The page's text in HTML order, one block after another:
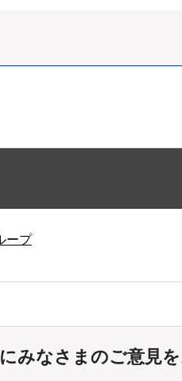
ープ
みなさまのご意見